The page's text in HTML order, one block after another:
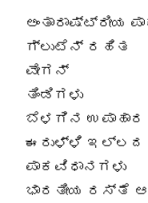
ಅಂತಾರಾಷ್ಟ್ರೀಯ
ಗ್ಲುಟೆನ್ ರಹಿತ
ವೇಗನ್
ತಿಂಡಿಗಳು
ಬೆಳಗಿನ ಉಪಾಹಾರ
ಈರುಳ್ಳಿ
ಪಾಕವಿಧಾನಗಳು
ಭಾರತೀಯ ರಸ್ತೆ